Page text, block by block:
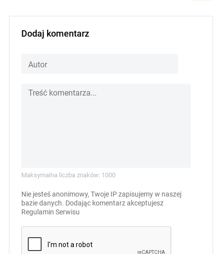
Dodaj komentarz
Maksymalna liczba znaków: 1000
Nie jesteś anonimowy, Twoje IP zapisujemy w naszej
bazie danych. Dodając komentarz akceptujesz
Regulamin Serwisu